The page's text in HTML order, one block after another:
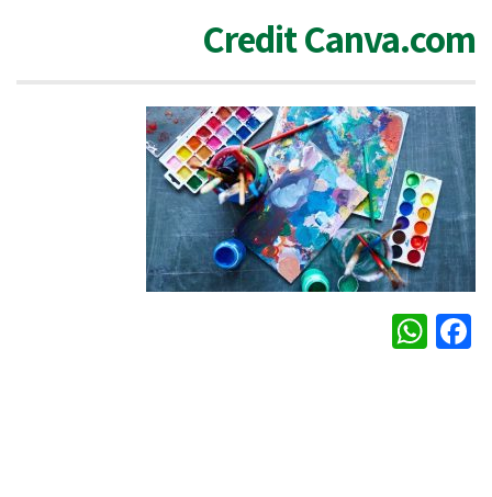
Credit Canva.com
Facebook